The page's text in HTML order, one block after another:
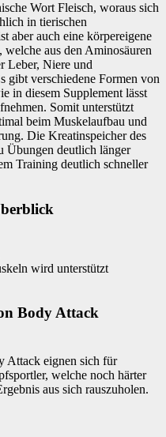
Wort Fleisch, woraus sich
in tierischen
aber auch eine körpereigene
aus den Aminosäuren
Leber, Niere und
gibt verschiedene Formen von
in diesem Supplement lässt
Somit unterstützt
beim Muskelaufbau und
Die Kreatinspeicher des
Übungen deutlich länger
Training deutlich schneller
wird unterstützt
Body Attack
Attack eignen sich für
welche noch härter
aus sich rauszuholen.